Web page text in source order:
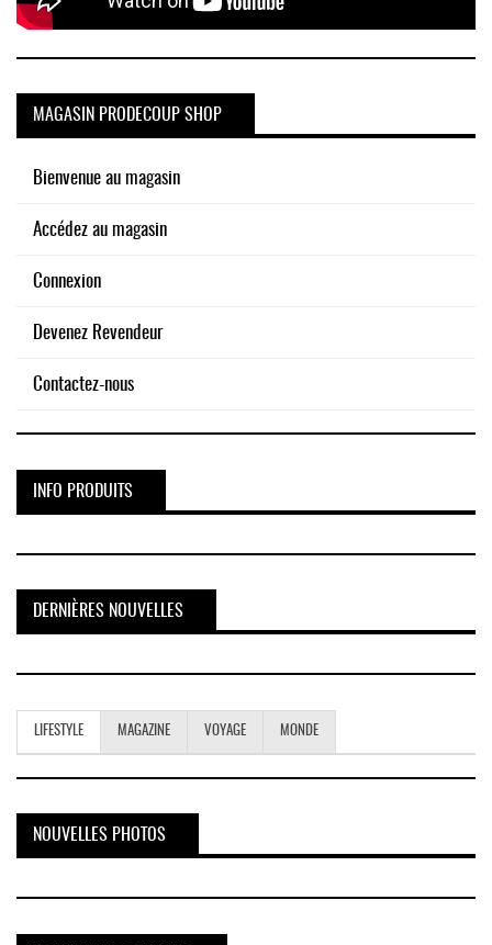
MAGASIN PRODECOUP SHOP
Bienvenue au magasin
Accédez au magasin
Connexion
Devenez Revendeur
Contactez-nous
INFO PRODUITS
DERNIÈRES NOUVELLES
LIFESTYLE MAGAZINE VOYAGE MONDE
NOUVELLES PHOTOS